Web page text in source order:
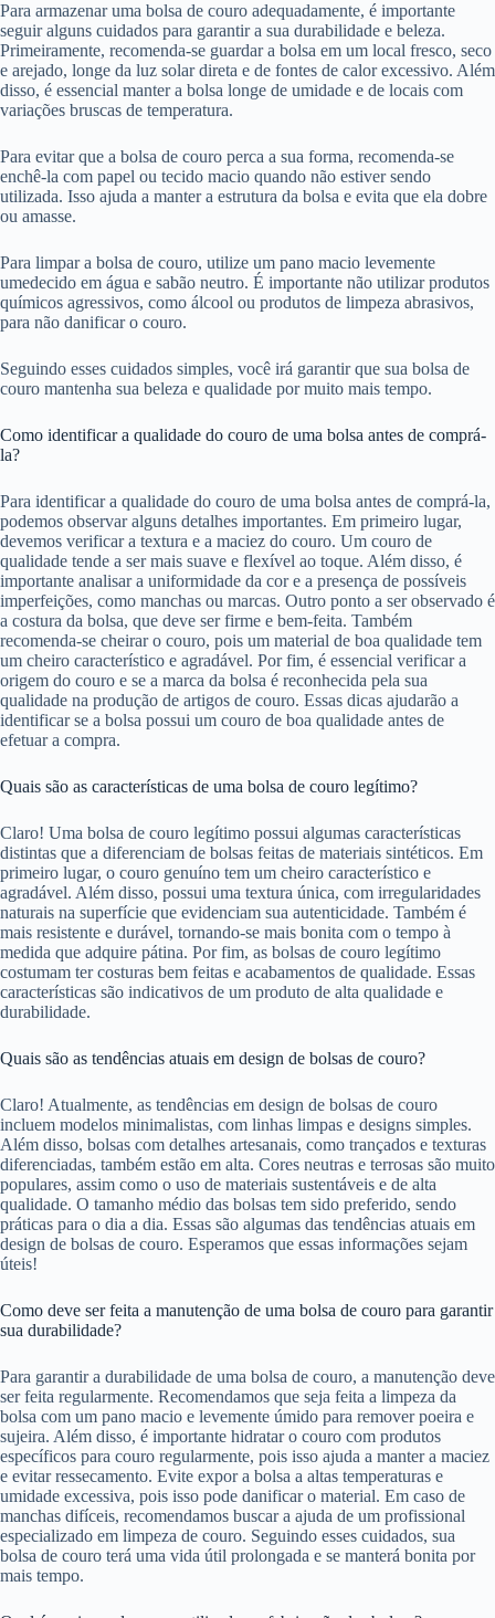
Para armazenar uma bolsa de couro adequadamente, é importante
seguir alguns cuidados para garantir a sua durabilidade e beleza.
Primeiramente, recomenda-se guardar a bolsa em um local fresco, seco
e arejado, longe da luz solar direta e de fontes de calor excessivo. Além
disso, é essencial manter a bolsa longe de umidade e de locais com
variações bruscas de temperatura.
Para evitar que a bolsa de couro perca a sua forma, recomenda-se
enchê-la com papel ou tecido macio quando não estiver sendo
utilizada. Isso ajuda a manter a estrutura da bolsa e evita que ela dobre
ou amasse.
Para limpar a bolsa de couro, utilize um pano macio levemente
umedecido em água e sabão neutro. É importante não utilizar produtos
químicos agressivos, como álcool ou produtos de limpeza abrasivos,
para não danificar o couro.
Seguindo esses cuidados simples, você irá garantir que sua bolsa de
couro mantenha sua beleza e qualidade por muito mais tempo.
Como identificar a qualidade do couro de uma bolsa antes de comprá-
la?
Para identificar a qualidade do couro de uma bolsa antes de comprá-la,
podemos observar alguns detalhes importantes. Em primeiro lugar,
devemos verificar a textura e a maciez do couro. Um couro de
qualidade tende a ser mais suave e flexível ao toque. Além disso, é
importante analisar a uniformidade da cor e a presença de possíveis
imperfeições, como manchas ou marcas. Outro ponto a ser observado é
a costura da bolsa, que deve ser firme e bem-feita. Também
recomenda-se cheirar o couro, pois um material de boa qualidade tem
um cheiro característico e agradável. Por fim, é essencial verificar a
origem do couro e se a marca da bolsa é reconhecida pela sua
qualidade na produção de artigos de couro. Essas dicas ajudarão a
identificar se a bolsa possui um couro de boa qualidade antes de
efetuar a compra.
Quais são as características de uma bolsa de couro legítimo?
Claro! Uma bolsa de couro legítimo possui algumas características
distintas que a diferenciam de bolsas feitas de materiais sintéticos. Em
primeiro lugar, o couro genuíno tem um cheiro característico e
agradável. Além disso, possui uma textura única, com irregularidades
naturais na superfície que evidenciam sua autenticidade. Também é
mais resistente e durável, tornando-se mais bonita com o tempo à
medida que adquire pátina. Por fim, as bolsas de couro legítimo
costumam ter costuras bem feitas e acabamentos de qualidade. Essas
características são indicativos de um produto de alta qualidade e
durabilidade.
Quais são as tendências atuais em design de bolsas de couro?
Claro! Atualmente, as tendências em design de bolsas de couro
incluem modelos minimalistas, com linhas limpas e designs simples.
Além disso, bolsas com detalhes artesanais, como trançados e texturas
diferenciadas, também estão em alta. Cores neutras e terrosas são muito
populares, assim como o uso de materiais sustentáveis e de alta
qualidade. O tamanho médio das bolsas tem sido preferido, sendo
práticas para o dia a dia. Essas são algumas das tendências atuais em
design de bolsas de couro. Esperamos que essas informações sejam
úteis!
Como deve ser feita a manutenção de uma bolsa de couro para garantir
sua durabilidade?
Para garantir a durabilidade de uma bolsa de couro, a manutenção deve
ser feita regularmente. Recomendamos que seja feita a limpeza da
bolsa com um pano macio e levemente úmido para remover poeira e
sujeira. Além disso, é importante hidratar o couro com produtos
específicos para couro regularmente, pois isso ajuda a manter a maciez
e evitar ressecamento. Evite expor a bolsa a altas temperaturas e
umidade excessiva, pois isso pode danificar o material. Em caso de
manchas difíceis, recomendamos buscar a ajuda de um profissional
especializado em limpeza de couro. Seguindo esses cuidados, sua
bolsa de couro terá uma vida útil prolongada e se manterá bonita por
mais tempo.